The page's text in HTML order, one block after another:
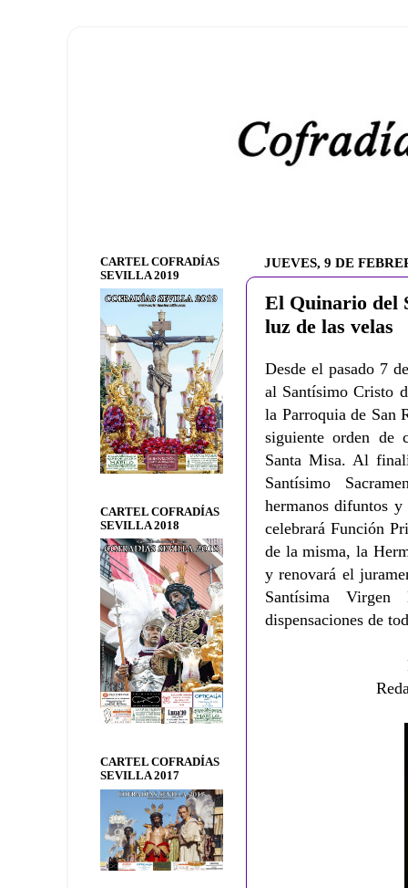
JUEVES, 9 DE
El Quinario del
luz de las velas
Desde el pasado 7
al Santísimo Cristo
la Parroquia de San
siguiente orden de
Santa Misa. Al
Santísimo
hermanos difuntos
celebrará Función
de la misma, la
y renovará el
Santísima
dispensaciones de
CARTEL COFRADÍAS
SEVILLA 2019
CARTEL COFRADÍAS
SEVILLA 2018
CARTEL COFRADÍAS
SEVILLA 2017